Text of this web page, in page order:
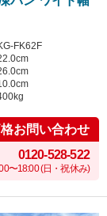
FK62F
お問い合わせ
0120-528-522
〜18:00 (日・祝休み)